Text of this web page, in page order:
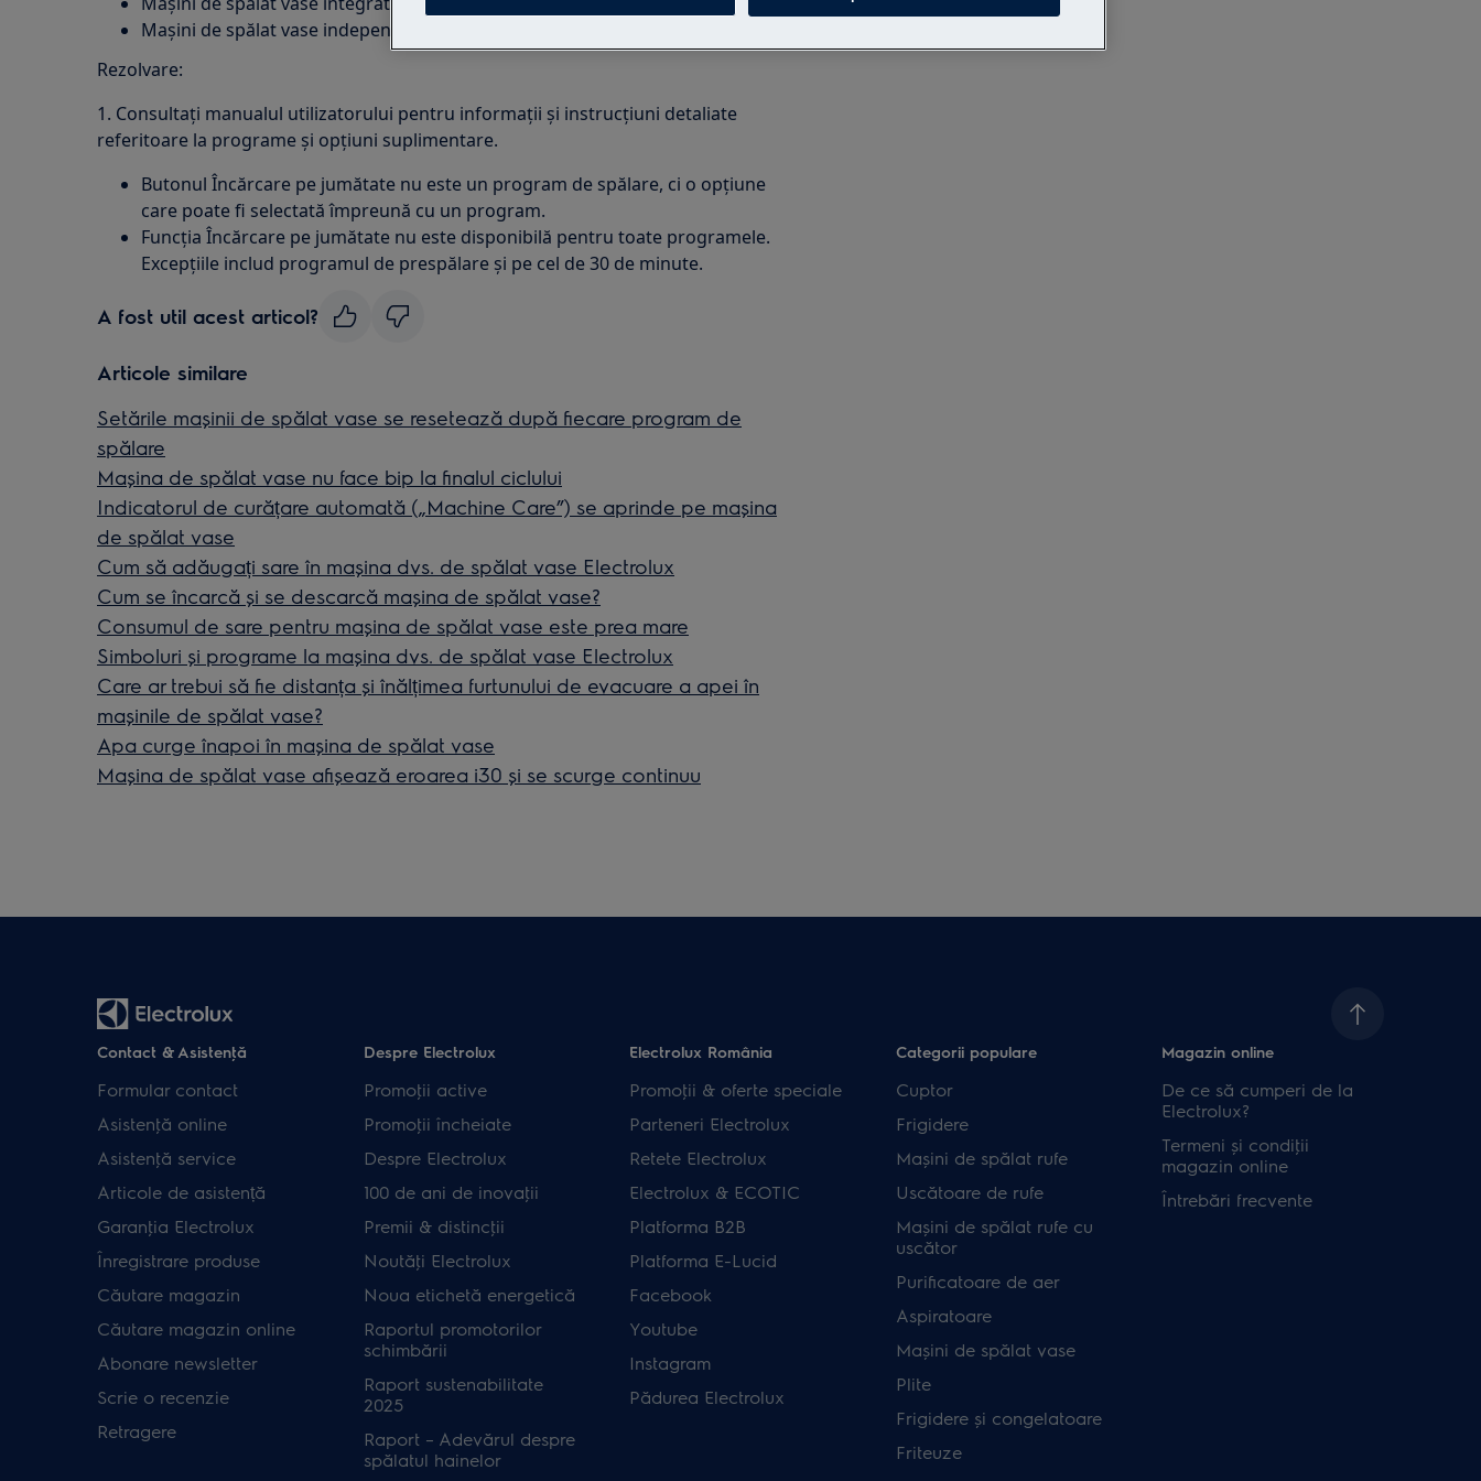
Mașini de spălat vase independente
Rezolvare:
1. Consultați manualul utilizatorului pentru informații și instrucțiuni detaliate
referitoare la programe și opțiuni suplimentare.
Butonul Încărcare pe jumătate nu este un program de spălare, ci o opțiune
care poate fi selectată împreună cu un program.
Funcția Încărcare pe jumătate nu este disponibilă pentru toate programele.
Excepțiile includ programul de prespălare și pe cel de 30 de minute.
A fost util acest articol?
Articole similare
Setările mașinii de spălat vase se resetează după fiecare program de
spălare
Mașina de spălat vase nu face bip la finalul ciclului
Indicatorul de curățare automată („Machine Care”) se aprinde pe mașina
de spălat vase
Cum să adăugați sare în mașina dvs. de spălat vase Electrolux
Cum se încarcă și se descarcă mașina de spălat vase?
Consumul de sare pentru mașina de spălat vase este prea mare
Simboluri și programe la mașina dvs. de spălat vase Electrolux
Care ar trebui să fie distanța și înălțimea furtunului de evacuare a apei în
mașinile de spălat vase?
Apa curge înapoi în mașina de spălat vase
Maşina de spălat vase afişează eroarea i30 şi se scurge continuu
Contact & Asistenţă
Formular contact
Asistenţă online
Asistenţă service
Articole de asistență
Garanţia Electrolux
Înregistrare produse
Căutare magazin
Căutare magazin online
Abonare newsletter
Scrie o recenzie
Retragere
Despre Electrolux
Promoţii active
Promoţii încheiate
Despre Electrolux
100 de ani de inovaţii
Premii & distincţii
Noutăţi Electrolux
Noua etichetă energetică
Raportul promotorilor
schimbării
Raport sustenabilitate
2025
Raport – Adevărul despre
spălatul hainelor
Electrolux România
Promoţii & oferte speciale
Parteneri Electrolux
Retete Electrolux
Electrolux & ECOTIC
Platforma B2B
Platforma E-Lucid
Facebook
Youtube
Instagram
Pădurea Electrolux
Categorii populare
Cuptor
Frigidere
Mașini de spălat rufe
Uscătoare de rufe
Mașini de spălat rufe cu
uscător
Purificatoare de aer
Aspiratoare
Mașini de spălat vase
Plite
Frigidere și congelatoare
Friteuze
Magazin online
De ce să cumperi de la
Electrolux?
Termeni și condiţii
magazin online
Întrebări frecvente